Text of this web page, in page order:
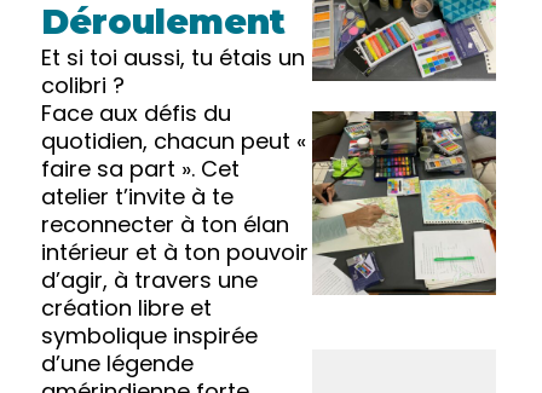
Déroulement
Et si toi aussi, tu étais un
colibri ?
Face aux défis du
quotidien, chacun peut «
faire sa part ». Cet
atelier t’invite à te
reconnecter à ton élan
intérieur et à ton pouvoir
d’agir, à travers une
création libre et
symbolique inspirée
d’une légende